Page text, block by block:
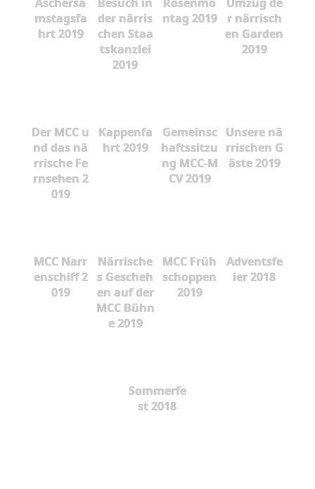
mstagsfa
hrt 2019
der närris
chen Staa
tskanzlei
2019
ntag 2019
r närrisch
en Garden
2019
Der MCC u
nd das nä
rrische Fe
rnsehen 2
019
Kappenfa
hrt 2019
Gemeinsc
haftssitzu
ng MCC-M
CV 2019
Unsere nä
rrischen G
äste 2019
MCC Narr
enschiff 2
019
Närrische
s Gescheh
en auf der
MCC Bühn
e 2019
MCC Früh
schoppen
2019
Adventsfe
ier 2018
Sommerfe
st 2018